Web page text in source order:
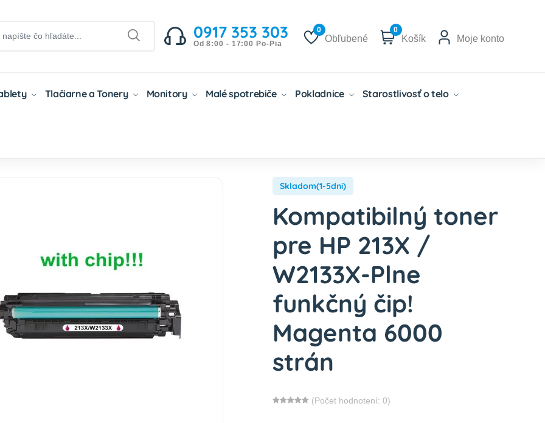
0917 353 303
Od 8:00 - 17:00 Po-Pia
0
Obľubené
0
Košík Moje konto
Tlačiarne a Tonery Monitory Malé spotrebiče Pokladnice Starostlivosť o telo
Skladom(1-5dni)
Kompatibilný toner
pre HP 213X /
W2133X-Plne
funkčný čip!
Magenta 6000
strán
(Počet hodnotení: 0)